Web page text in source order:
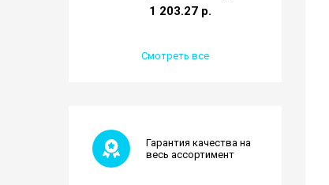
1 203.27 р.
Смотреть все
Гарантия качества на
весь ассортимент